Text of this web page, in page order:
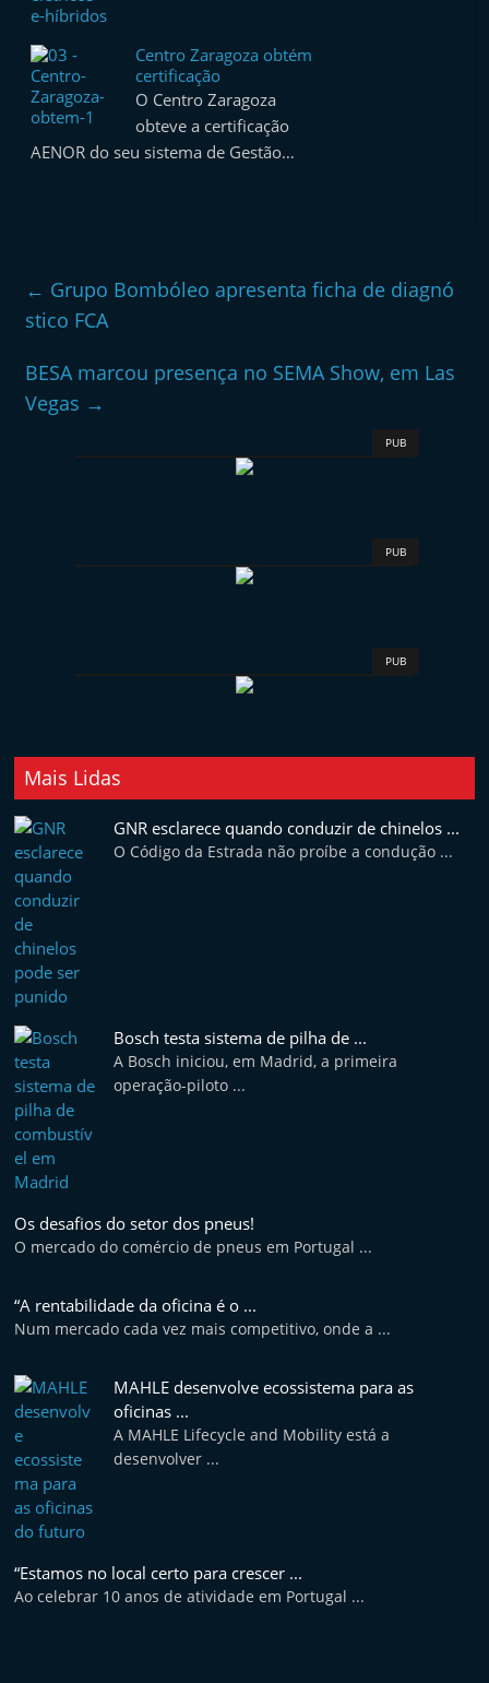
Centro Zaragoza obtém
certificação
O Centro Zaragoza
obteve a certificação
AENOR do seu sistema de Gestão…
← Grupo Bombóleo apresenta ficha de diagnó
stico FCA
BESA marcou presença no SEMA Show, em Las
Vegas →
PUB
PUB
PUB
Mais Lidas
GNR esclarece quando conduzir de chinelos ...
O Código da Estrada não proíbe a condução ...
Bosch testa sistema de pilha de ...
A Bosch iniciou, em Madrid, a primeira
operação-piloto ...
Os desafios do setor dos pneus!
O mercado do comércio de pneus em Portugal ...
“A rentabilidade da oficina é o ...
Num mercado cada vez mais competitivo, onde a ...
MAHLE desenvolve ecossistema para as
oficinas ...
A MAHLE Lifecycle and Mobility está a
desenvolver ...
“Estamos no local certo para crescer ...
Ao celebrar 10 anos de atividade em Portugal ...